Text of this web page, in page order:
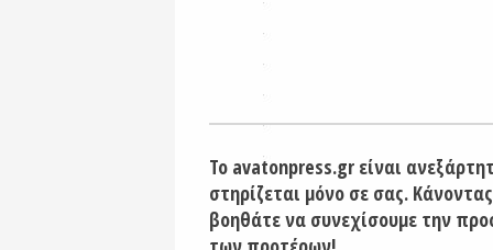
Το avatonpress.gr είναι
στηρίζεται μόνο σε σας.
βοηθάτε να συνεχίσουμε την